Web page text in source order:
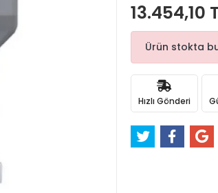
13.454,10
Ürün stokta
Hızlı Gönderi